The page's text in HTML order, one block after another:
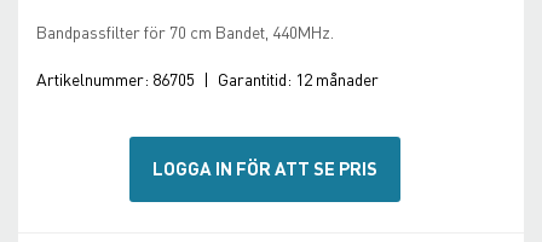
Bandpassfilter för 70 cm Bandet, 440MHz.
Artikelnummer: 86705 | Garantitid: 12 månader
LOGGA IN FÖR ATT SE PRIS
gallery